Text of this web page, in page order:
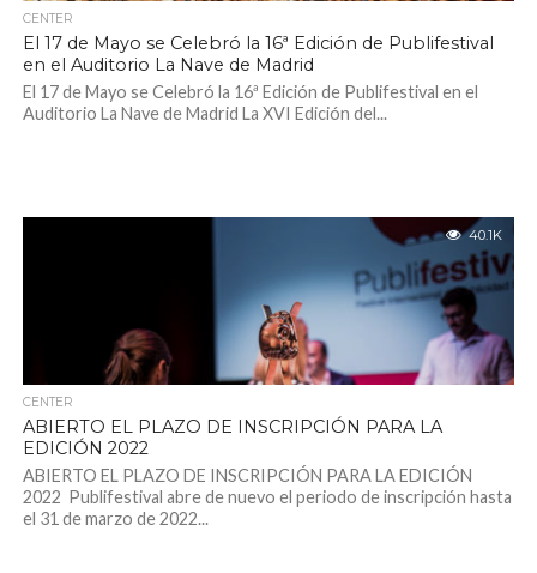
CENTER
El 17 de Mayo se Celebró la 16ª Edición de Publifestival
en el Auditorio La Nave de Madrid
El 17 de Mayo se Celebró la 16ª Edición de Publifestival en el
Auditorio La Nave de Madrid La XVI Edición del...
40.1K
CENTER
ABIERTO EL PLAZO DE INSCRIPCIÓN PARA LA
EDICIÓN 2022
ABIERTO EL PLAZO DE INSCRIPCIÓN PARA LA EDICIÓN
2022 Publifestival abre de nuevo el periodo de inscripción hasta
el 31 de marzo de 2022...